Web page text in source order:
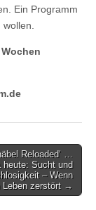
Ein Programm
Reloaded‘ …
heute: Sucht und
– Wenn
Leben zerstört →